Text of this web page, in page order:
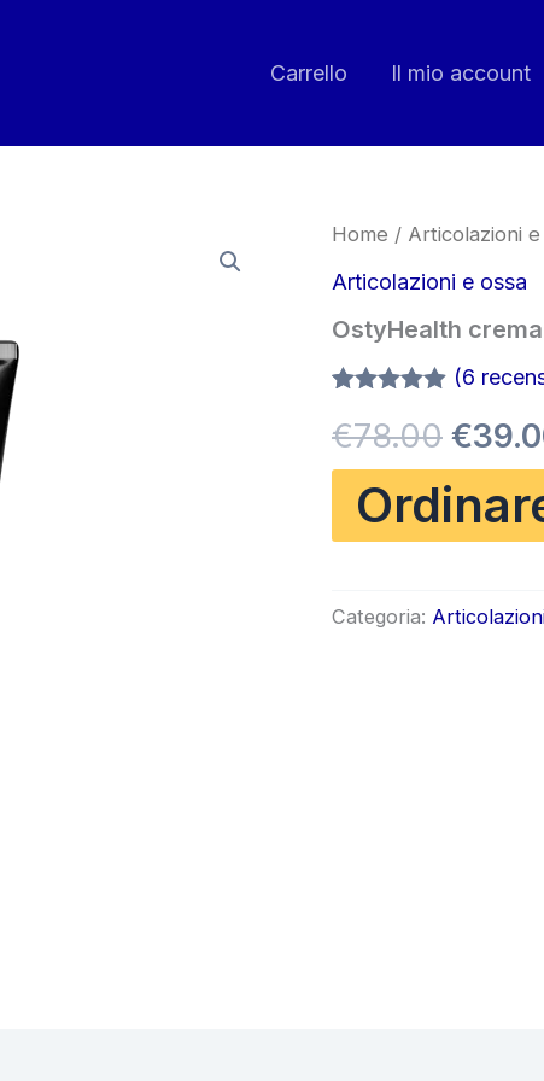
Carrello Il mio account
Home / Articolazioni e
Articolazioni e ossa
OstyHealth crema
4.83su 5
su base
di
recensioni
(6
€78.00 Il
€
Categoria: